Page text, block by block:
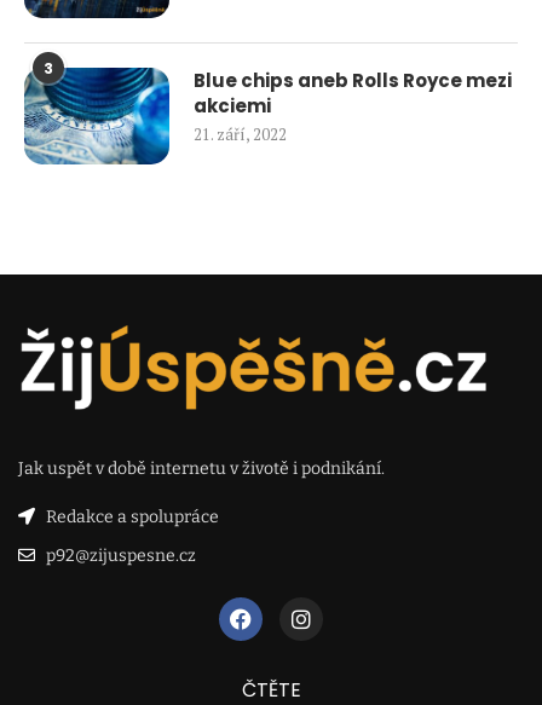
3
Blue chips aneb Rolls Royce mezi
akciemi
21. září, 2022
Jak uspět v době internetu v životě i podnikání.
Redakce a spolupráce
p92@zijuspesne.cz
ČTĚTE